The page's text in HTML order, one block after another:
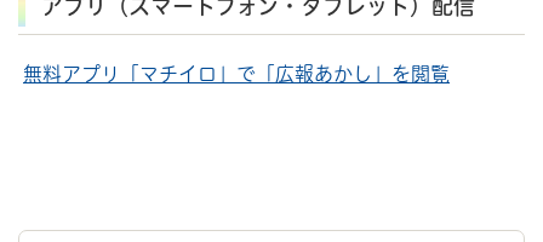
アプリ（スマートフォン・タブレット）配信
無料アプリ「マチイロ」で「広報あかし」を閲覧